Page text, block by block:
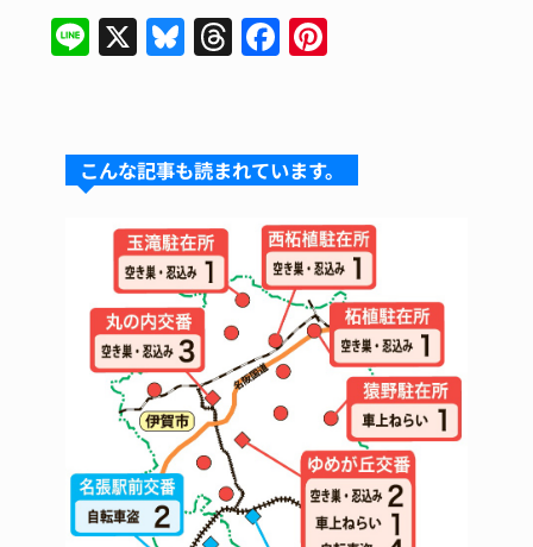
Li
X
Bl
s
k
y
T
a
d
F
e
b
o
o
k
e
st
こんな記事も読まれています。